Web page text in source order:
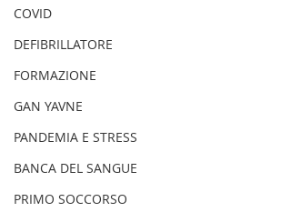
COVID
DEFIBRILLATORE
FORMAZIONE
GAN YAVNE
PANDEMIA E STRESS
BANCA DEL SANGUE
PRIMO SOCCORSO